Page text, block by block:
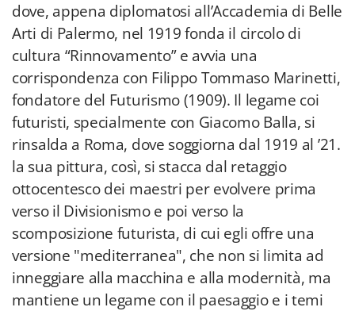
dove, appena diplomatosi all’Accademia di Belle
Arti di Palermo, nel 1919 fonda il circolo di
cultura “Rinnovamento” e avvia una
corrispondenza con Filippo Tommaso Marinetti,
fondatore del Futurismo (1909). Il legame coi
futuristi, specialmente con Giacomo Balla, si
rinsalda a Roma, dove soggiorna dal 1919 al ’21.
la sua pittura, così, si stacca dal retaggio
ottocentesco dei maestri per evolvere prima
verso il Divisionismo e poi verso la
scomposizione futurista, di cui egli offre una
versione "mediterranea", che non si limita ad
inneggiare alla macchina e alla modernità, ma
mantiene un legame con il paesaggio e i temi